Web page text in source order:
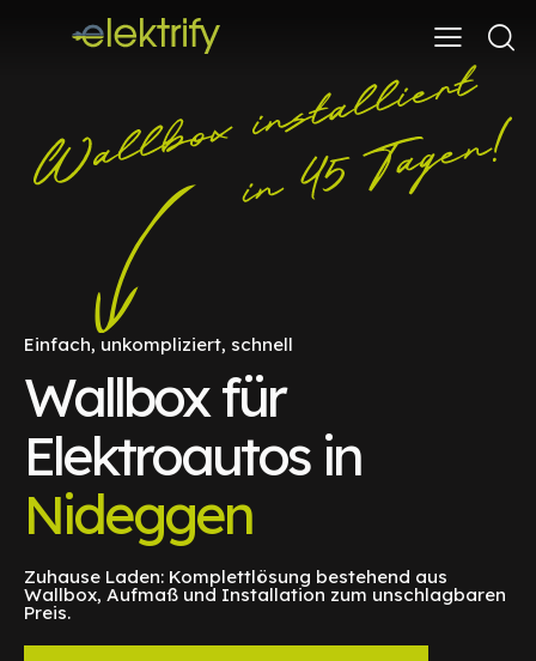
Einfach, unkompliziert, schnell
Wallbox für
Elektroautos in
Nideggen
Zuhause Laden: Komplettlösung bestehend aus
Wallbox, Aufmaß und Installation zum unschlagbaren
Preis.